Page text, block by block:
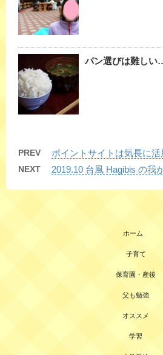
パン選びは難しい
PREV ポイントサイトは気長に活
NEXT 2019.10 台風 Hagibis の我
ホーム
子育て
保育園・産後
父も勉強
オススメ
学習